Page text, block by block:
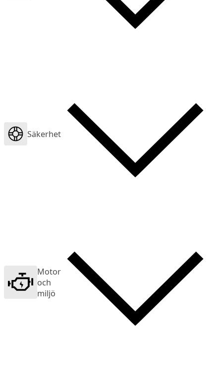
Säkerhet
Motor
och
miljö